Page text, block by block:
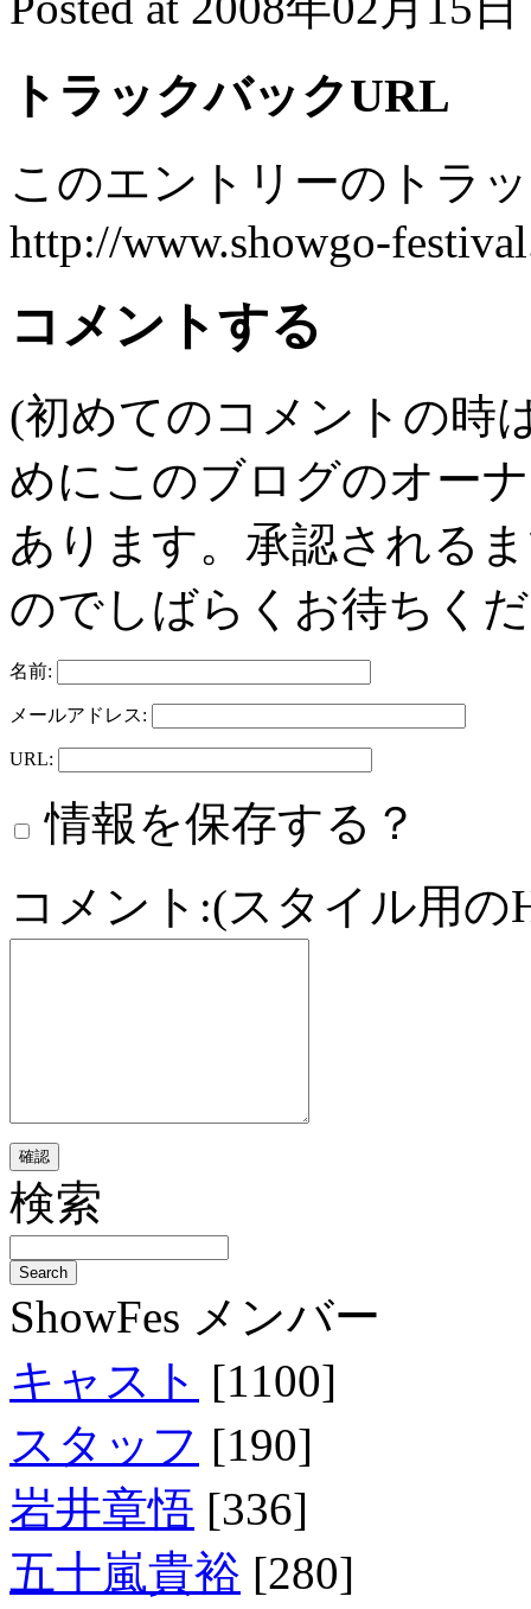
トラックバックURL
このエントリーのトラ
http://www.showgo-
コメントする
(初めてのコメントの時
めにこのブログのオー
あります。承認される
のでしばらくお待ちく
名前:
メールアドレス:
URL:
情報を保存する？
コメント:(スタイル用
検索
ShowFes メンバー
キャスト [1100]
スタッフ [190]
岩井章悟 [336]
五十嵐貴裕 [280]